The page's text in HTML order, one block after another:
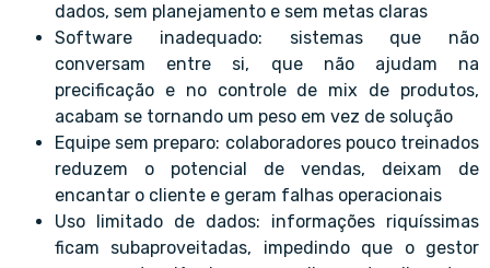
dados, sem planejamento e sem metas claras
Software inadequado: sistemas que não
conversam entre si, que não ajudam na
precificação e no controle de mix de produtos,
acabam se tornando um peso em vez de solução
Equipe sem preparo: colaboradores pouco treinados
reduzem o potencial de vendas, deixam de
encantar o cliente e geram falhas operacionais
Uso limitado de dados: informações riquíssimas
ficam subaproveitadas, impedindo que o gestor